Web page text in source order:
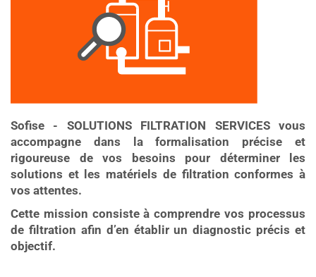
Sofise - SOLUTIONS FILTRATION SERVICES vous
accompagne dans la formalisation précise et
rigoureuse de vos besoins pour déterminer les
solutions et les matériels de filtration conformes à
vos attentes.
Cette mission consiste à comprendre vos processus
de filtration afin d’en établir un diagnostic précis et
objectif.